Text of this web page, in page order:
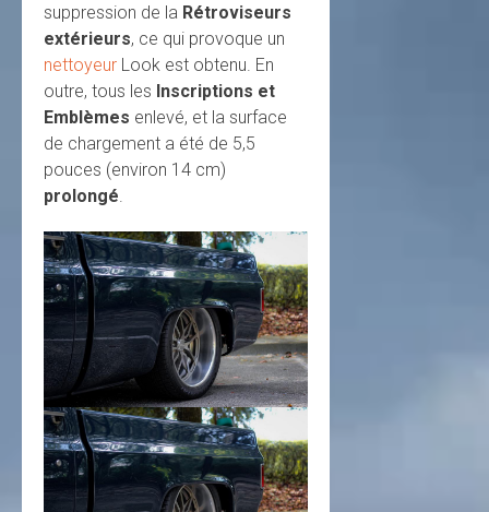
suppression de la Rétroviseurs
extérieurs, ce qui provoque un
nettoyeur Look est obtenu. En
outre, tous les Inscriptions et
Emblèmes enlevé, et la surface
de chargement a été de 5,5
pouces (environ 14 cm)
prolongé